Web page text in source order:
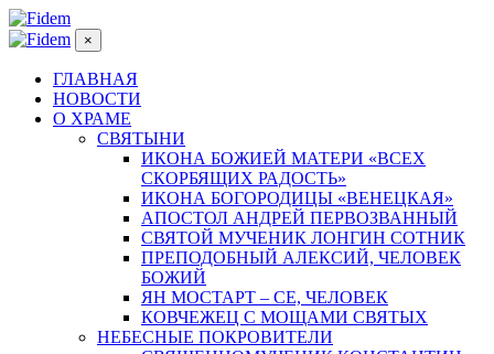
×
ГЛАВНАЯ
НОВОСТИ
О ХРАМЕ
СВЯТЫНИ
ИКОНА БОЖИЕЙ МАТЕРИ «ВСЕХ
СКОРБЯЩИХ РАДОСТЬ»
ИКОНА БОГОРОДИЦЫ «ВЕНЕЦКАЯ»
АПОСТОЛ АНДРЕЙ ПЕРВОЗВАННЫЙ
СВЯТОЙ МУЧЕНИК ЛОНГИН СОТНИК
ПРЕПОДОБНЫЙ АЛЕКСИЙ, ЧЕЛОВЕК
БОЖИЙ
ЯН МОСТАРТ – СЕ, ЧЕЛОВЕК
КОВЧЕЖЕЦ С МОЩАМИ СВЯТЫХ
НЕБЕСНЫЕ ПОКРОВИТЕЛИ